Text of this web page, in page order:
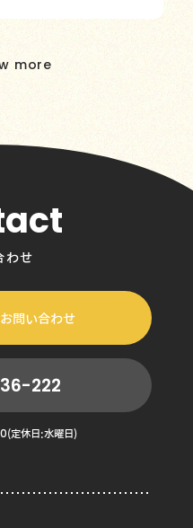
more
わせ
問い合わせ
222
(定休日:水曜日)